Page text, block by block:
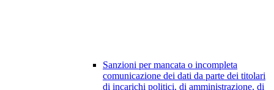
Sanzioni per mancata o incompleta
comunicazione dei dati da parte dei titolari
di incarichi politici, di amministrazione, di